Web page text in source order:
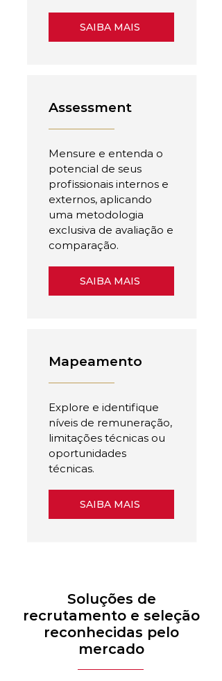
SAIBA MAIS
Assessment
Mensure e entenda o
potencial de seus
profissionais internos e
externos, aplicando
uma metodologia
exclusiva de avaliação e
comparação.
SAIBA MAIS
Mapeamento
Explore e identifique
níveis de remuneração,
limitações técnicas ou
oportunidades
técnicas.
SAIBA MAIS
Soluções de
recrutamento e seleção
reconhecidas pelo
mercado